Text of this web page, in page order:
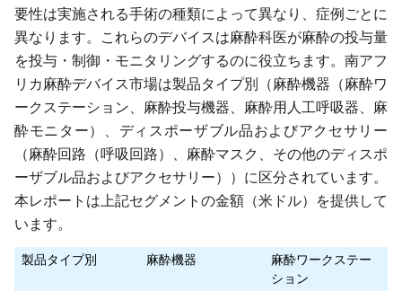
要性は実施される手術の種類によって異なり、症例ごとに
異なります。これらのデバイスは麻酔科医が麻酔の投与量
を投与・制御・モニタリングするのに役立ちます。南アフ
リカ麻酔デバイス市場は製品タイプ別（麻酔機器（麻酔ワ
ークステーション、麻酔投与機器、麻酔用人工呼吸器、麻
酔モニター）、ディスポーザブル品およびアクセサリー
（麻酔回路（呼吸回路）、麻酔マスク、その他のディスポ
ーザブル品およびアクセサリー））に区分されています。
本レポートは上記セグメントの金額（米ドル）を提供して
います。
製品タイプ別 麻酔機器
麻酔ワークステー
ション